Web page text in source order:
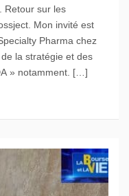
Retour sur les
Mon invité est
Pharma chez
la stratégie et des
» notamment. […]